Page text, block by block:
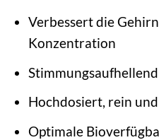
Verbessert die
Konzentration
Stimmungsaufhellend
Hochdosiert, rein
Optimale